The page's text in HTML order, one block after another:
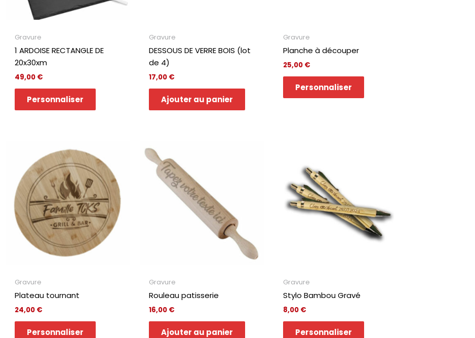
Gravure
1 ARDOISE RECTANGLE DE
20x30xm
49,00 €
Personnaliser
Gravure
DESSOUS DE VERRE BOIS (lot
de 4)
17,00 €
Ajouter au panier
Gravure
Planche à découper
25,00 €
Personnaliser
Gravure
Plateau tournant
24,00 €
Personnaliser
Gravure
Rouleau patisserie
16,00 €
Ajouter au panier
Gravure
Stylo Bambou Gravé
8,00 €
Personnaliser